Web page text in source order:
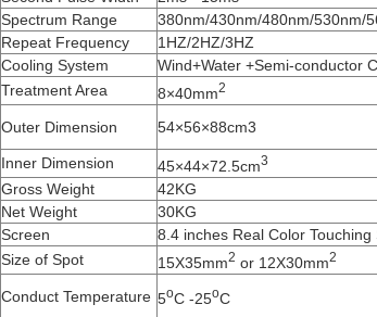
Spectrum Range
380nm/430nm/480nm/530nm/
Repeat Frequency
1HZ/2HZ/3HZ
Cooling System
Wind+Water +Semi-conductor
Treatment Area
8×40mm2
Outer Dimension 54×56×88cm3
Inner Dimension 45×44×72.5cm3
Gross Weight
42KG
Net Weight
30KG
Screen
8.4 inches Real Color Touching
Size of Spot
15X35mm2 or 12X30mm2
Conduct Temperature 5oC -25oC